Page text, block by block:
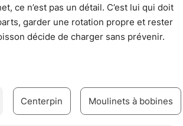
ce n’est pas un détail. C’est lui qui doit
garder une rotation propre et rester
décide de charger sans prévenir.
modèle change tout. Pas de magie.
les usages les plus courants, du
les pêches fines jusqu’aux modèles
Centerpin Moulinets à bobines